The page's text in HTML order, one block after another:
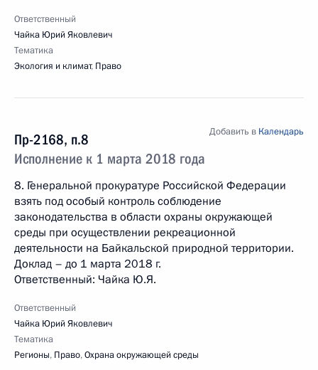
Ответственный
Чайка Юрий Яковлевич
Тематика
Экология и климат, Право
Пр-2168, п.8
Исполнение к 1 марта 2018 года
Добавить в Календарь
8. Генеральной прокуратуре Российской Федерации
взять под особый контроль соблюдение
законодательства в области охраны окружающей
среды при осуществлении рекреационной
деятельности на Байкальской природной территории.
Доклад – до 1 марта 2018 г.
Ответственный: Чайка Ю.Я.
Ответственный
Чайка Юрий Яковлевич
Тематика
Регионы, Право,Охрана окружающей среды